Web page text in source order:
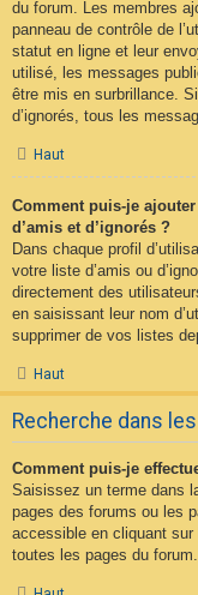
du forum. Les membres
panneau de contrôle de
statut en ligne et leur
utilisé, les messages
être mis en surbrillance.
d’ignorés, tous les
Haut
Comment puis-je
d’amis et d’ignorés ?
Dans chaque profil
votre liste d’amis ou
directement des
en saisissant leur nom
supprimer de vos listes
Haut
Recherche dans
Comment puis-je
Saisissez un terme dans
pages des forums ou les
accessible en cliquant
toutes les pages du